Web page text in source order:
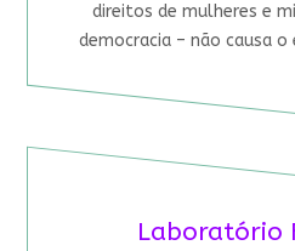
direitos de mulheres e
democracia – não causa o
Laboratório